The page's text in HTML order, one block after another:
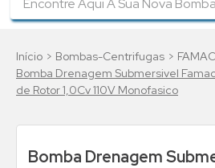
Bombas-Centrifugas FAMAC
Bomba Drenagem Submersivel
de Rotor 1,0Cv 110V Monofasico
Bomba Drenagem